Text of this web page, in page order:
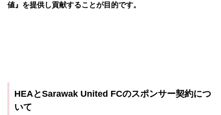
値』を提供し貢献することが目的です。
HEAとSarawak United FCのスポンサー契約につ
いて